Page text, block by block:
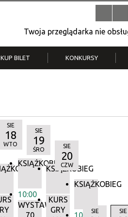
Twoja przeglądarka nie
KUP BILET KONKURSY
T.
SIE
18
WTO
KSIĄŻKOBIEG
10:00
WYSTAWA:
70
SIE
19
ŚRO
KSIĄŻKOBIEG
KURS
GRY
SIE
20
CZW
KSIĄŻKOBIEG
10:00SIE SIE